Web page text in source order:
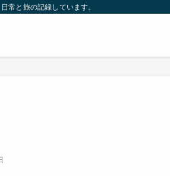
常と旅の記録しています。